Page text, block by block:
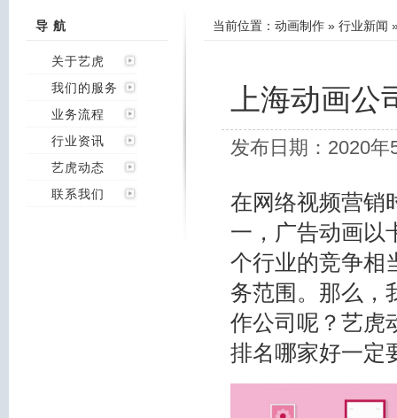
导 航
关于艺虎
我们的服务
业务流程
行业资讯
艺虎动态
联系我们
当前位置： 动画制作 » 行业新闻
上海动画
发布日期：2020
在网络视频营销
一，广告动画以
个行业的竞争相
务范围。那么，
作公司呢？艺虎
排名哪家好一定